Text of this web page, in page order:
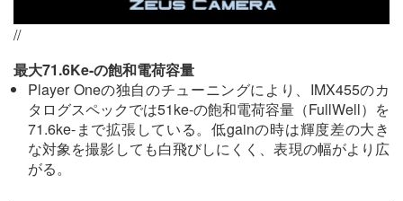
//
最大71.6Ke-の飽和電荷容量
Player Oneの独自のチューニングにより、IMX455のカ
タログスペックでは51ke-の飽和電荷容量（FullWell）を
71.6ke-まで拡張している。低gainの時は輝度差の大き
な対象を撮影しても白飛びしにくく、表現の幅がより広
がる。